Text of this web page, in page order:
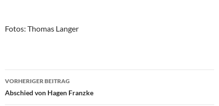
Fotos: Thomas Langer
Beitragsnavigation
VORHERIGER BEITRAG
Abschied von Hagen Franzke